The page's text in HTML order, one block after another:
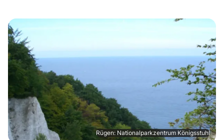
Rügen: Nationalparkzentrum Königsstuhl